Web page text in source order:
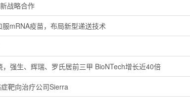
战略合作
mRNA疫苗，布局新型递送技术
强生、辉瑞、罗氏居前三甲 BioNTech增长近40倍
靶向治疗公司Sierra